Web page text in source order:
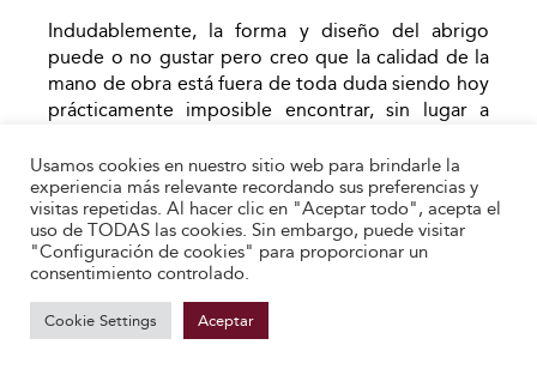
Indudablemente, la forma y diseño del abrigo
puede o no gustar pero creo que la calidad de la
mano de obra está fuera de toda duda siendo hoy
prácticamente imposible encontrar, sin lugar a
la experiencia y conocimientos suficientes como
para hacer un abrigo con la calidad y detalles de la
prenda esta semana estudiada. Para aquellos que
miren a Inglaterra, Francia o Italia como la meca de
la sastrería a medida y que en el mejor de los
realizan nuestros sastres nacionales me gustaría
aprovechando la confección de este abrigo
Usamos cookies en nuestro sitio web para brindarle la
experiencia más relevante recordando sus preferencias y
visitas repetidas. Al hacer clic en "Aceptar todo", acepta el
uso de TODAS las cookies. Sin embargo, puede visitar
"Configuración de cookies" para proporcionar un
consentimiento controlado.
Cookie Settings Aceptar